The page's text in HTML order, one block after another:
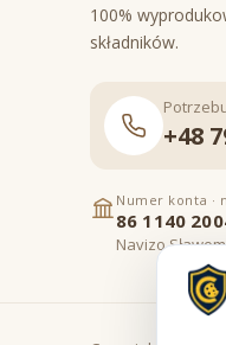
100%
składników.
+48
Numer konta ·
86 1140
Navizo